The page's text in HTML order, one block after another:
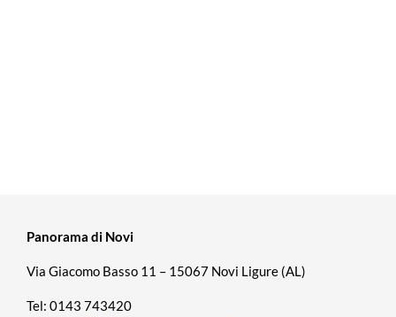
Panorama di Novi
Via Giacomo Basso 11 – 15067 Novi Ligure (AL)
Tel: 0143 743420